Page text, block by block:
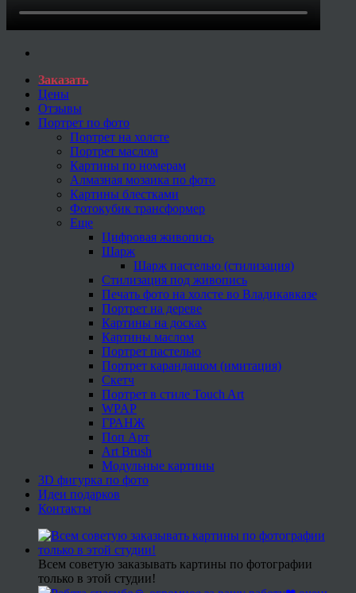
Заказать
Цены
Отзывы
Портрет по фото
Портрет на холсте
Портрет маслом
Картины по номерам
Алмазная мозаика по фото
Картины блестками
Фотокубик трансформер
Еще
Цифровая живопись
Шарж
Шарж пастелью (стилизация)
Стилизация под живопись
Печать фото на холсте во Владикавказе
Портрет на дереве
Картины на досках
Картины маслом
Портрет пастелью
Портрет карандашом (имитация)
Скетч
Портрет в стиле Touch Art
WPAP
ГРАНЖ
Поп Арт
Art Brush
Модульные картины
3D фигурка по фото
Идеи подарков
Контакты
Всем советую заказывать картины по фотографии
только в этой студии!